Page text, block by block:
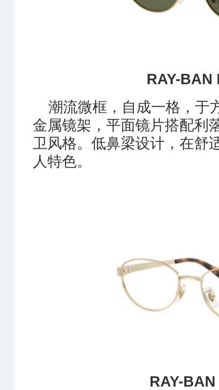
RAY-BAN
潮流微框，自成一格，于
金属镜架，平面镜片搭配利
卫风格。低鼻梁设计，在舒
人特色。
RAY-